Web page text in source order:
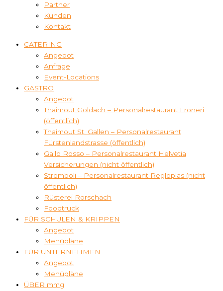
Partner
Kunden
Kontakt
CATERING
Angebot
Anfrage
Event-Locations
GASTRO
Angebot
Thaimout Goldach – Personalrestaurant Froneri
(öffentlich)
Thaimout St. Gallen – Personalrestaurant
Fürstenlandstrasse (öffentlich)
Gallo Rosso – Personalrestaurant Helvetia
Versicherungen (nicht öffentlich)
Stromboli – Personalrestaurant Regloplas (nicht
öffentlich)
Rüsterei Rorschach
Foodtruck
FÜR SCHULEN & KRIPPEN
Angebot
Menüpläne
FÜR UNTERNEHMEN
Angebot
Menüpläne
ÜBER mmg